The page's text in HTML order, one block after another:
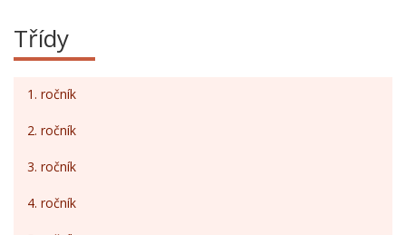
Třídy
1. ročník
2. ročník
3. ročník
4. ročník